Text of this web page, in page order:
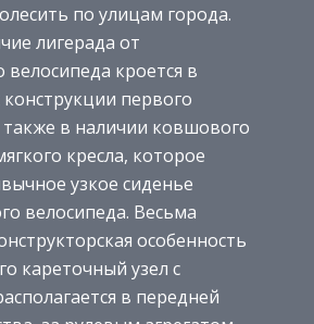
по улицам города.
лигерада от
велосипеда кроется в
конструкции первого
также в наличии ковшового
кресла, которое
узкое сиденье
велосипеда. Весьма
особенность
кареточный узел с
в передней